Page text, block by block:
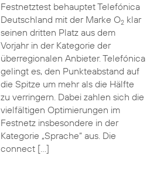
Festnetztest behauptet Telefónica
Deutschland mit der Marke O2klar
seinen dritten Platz aus dem
Vorjahr in der Kategorie der
überregionalen Anbieter. Telefónica
gelingt es, den Punkteabstand auf
die Spitze um mehr als die Hälfte
zu verringern. Dabei zahlen sich die
vielfältigen Optimierungen im
Festnetz insbesondere in der
Kategorie „Sprache“ aus. Die
connect […]